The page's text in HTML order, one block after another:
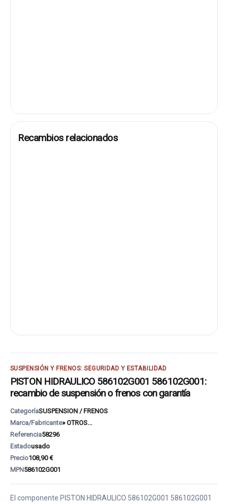
Recambios relacionados
SUSPENSIÓN Y FRENOS: SEGURIDAD Y ESTABILIDAD
PISTON HIDRAULICO 586102G001 586102G001:
recambio de suspensión o frenos con garantía
CategoríaSUSPENSION / FRENOS
Marca/Fabricante» OTROS...
Referencia58296
Estadousado
Precio108,90 €
MPN586102G001
El componente PISTON HIDRAULICO 586102G001 586102G001